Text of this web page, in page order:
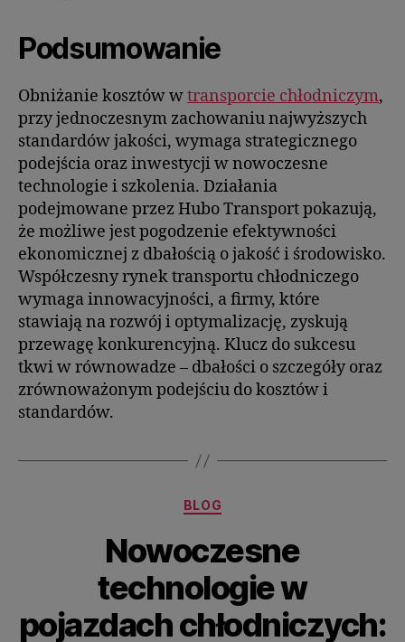
Podsumowanie
Obniżanie kosztów wtransporcie chłodniczym,
przy jednoczesnym zachowaniu najwyższych
standardów jakości, wymaga strategicznego
podejścia oraz inwestycji w nowoczesne
technologie i szkolenia. Działania
podejmowane przez Hubo Transport pokazują,
że możliwe jest pogodzenie efektywności
ekonomicznej z dbałością o jakość i środowisko.
Współczesny rynek transportu chłodniczego
wymaga innowacyjności, a firmy, które
stawiają na rozwój i optymalizację, zyskują
przewagę konkurencyjną. Klucz do sukcesu
tkwi w równowadze – dbałości o szczegóły oraz
zrównoważonym podejściu do kosztów i
standardów.
BLOG
Nowoczesne
technologie w
pojazdach chłodniczych: